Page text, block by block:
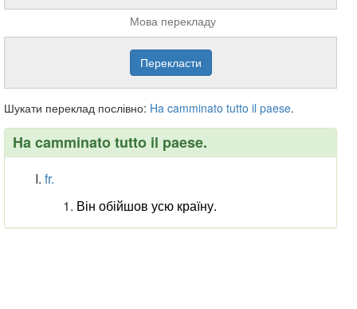
Мова перекладу
Шукати переклад послівно: Ha camminato tutto il paese.
Ha camminato tutto il paese.
fr.
Він обійшов усю країну.